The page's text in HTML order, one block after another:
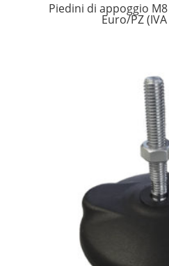
Piedini di appoggio
Euro/PZ